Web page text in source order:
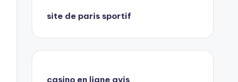
site de paris sportif
casino en ligne avis